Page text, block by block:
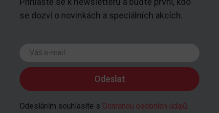
se dozví o novinkách a speciálních akcích.
Odesláním souhlasíte s Ochranou osobních údajů.